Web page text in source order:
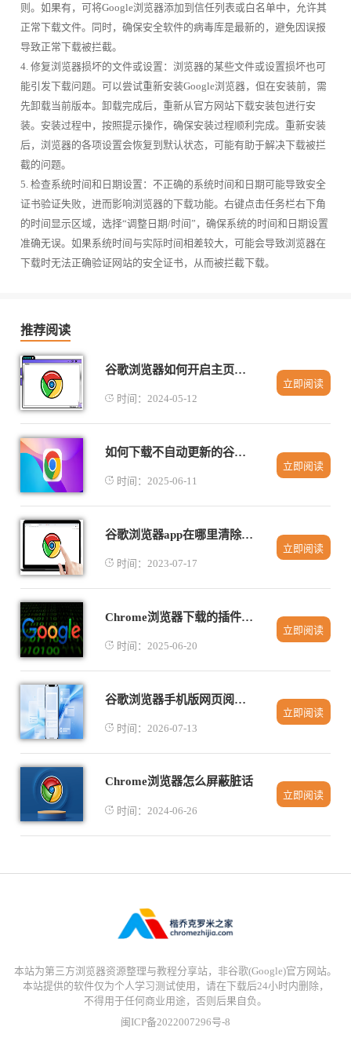
则。如果有，可将Google浏览器添加到信任列表或白名单中，允许其
正常下载文件。同时，确保安全软件的病毒库是最新的，避免因误报
导致正常下载被拦截。
4. 修复浏览器损坏的文件或设置：浏览器的某些文件或设置损坏也可
能引发下载问题。可以尝试重新安装Google浏览器，但在安装前，需
先卸载当前版本。卸载完成后，重新从官方网站下载安装包进行安
装。安装过程中，按照提示操作，确保安装过程顺利完成。重新安装
后，浏览器的各项设置会恢复到默认状态，可能有助于解决下载被拦
截的问题。
5. 检查系统时间和日期设置：不正确的系统时间和日期可能导致安全
证书验证失败，进而影响浏览器的下载功能。右键点击任务栏右下角
的时间显示区域，选择“调整日期/时间”，确保系统的时间和日期设置
准确无误。如果系统时间与实际时间相差较大，可能会导致浏览器在
下载时无法正确验证网站的安全证书，从而被拦截下载。
推荐阅读
谷歌浏览器如何开启主页按键
时间：2024-05-12
立即阅读
如何下载不自动更新的谷歌浏览器版本
时间：2025-06-11
立即阅读
谷歌浏览器app在哪里清除缓存
时间：2023-07-17
立即阅读
Chrome浏览器下载的插件安装失败的原因
时间：2025-06-20
立即阅读
谷歌浏览器手机版网页阅读字体行距字距自定义调节小技巧
时间：2026-07-13
立即阅读
Chrome浏览器怎么屏蔽脏话
时间：2024-06-26
立即阅读
本站为第三方浏览器资源整理与教程分享站，非谷歌(Google)官方网站。
本站提供的软件仅为个人学习测试使用，请在下载后24小时内删除，
不得用于任何商业用途，否则后果自负。
闽ICP备2022007296号-8